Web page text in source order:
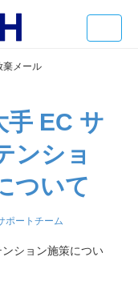
棄メール
手 EC サ
ンショ
ついて
ポートチーム
ション施策につい